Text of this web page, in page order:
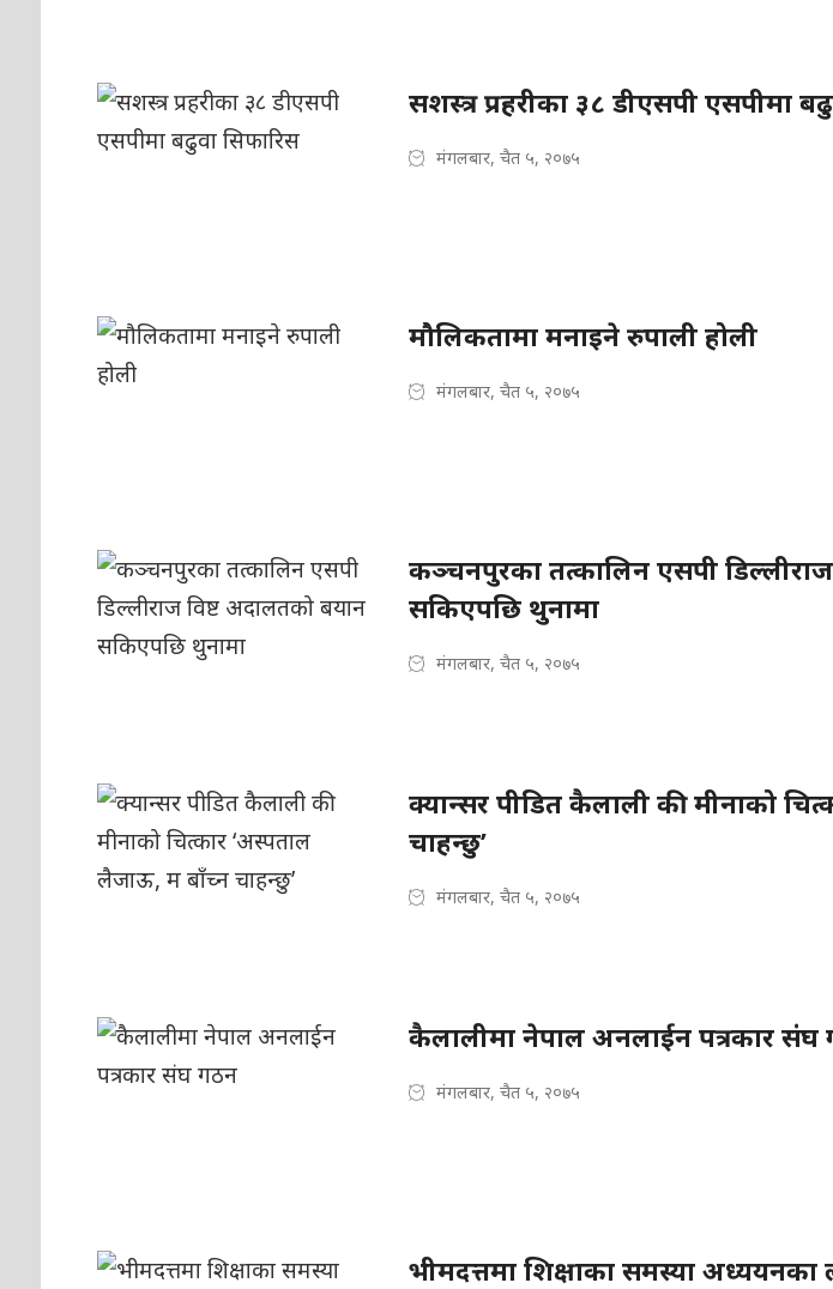
सशस्त्र प्रहरीका ३८ डीएसपी एसपीमा
मंगलबार, चैत ५, २०७५
मौलिकतामा मनाइने रुपाली होली
मंगलबार, चैत ५, २०७५
कञ्चनपुरका तत्कालिन एसपी
सकिएपछि थुनामा
मंगलबार, चैत ५, २०७५
क्यान्सर पीडित कैलाली की मीनाको
चाहन्छु’
मंगलबार, चैत ५, २०७५
कैलालीमा नेपाल अनलाईन पत्रकार संघ
मंगलबार, चैत ५, २०७५
भीमदत्तमा शिक्षाका समस्या अध्ययनका